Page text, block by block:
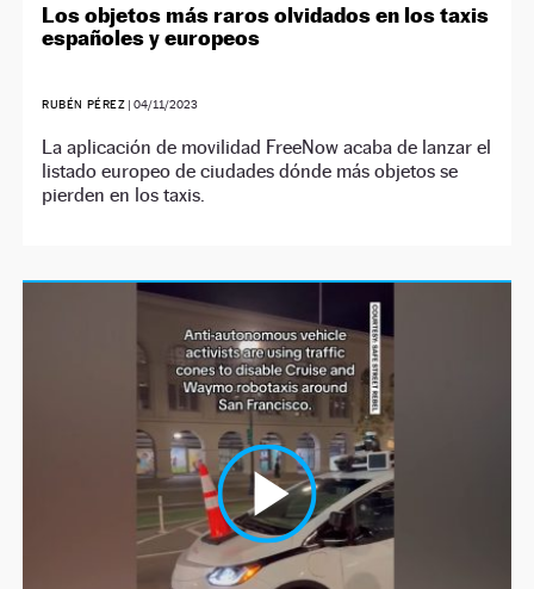
Los objetos más raros olvidados en los taxis
españoles y europeos
RUBÉN PÉREZ |04/11/2023
La aplicación de movilidad FreeNow acaba de lanzar el
listado europeo de ciudades dónde más objetos se
pierden en los taxis.